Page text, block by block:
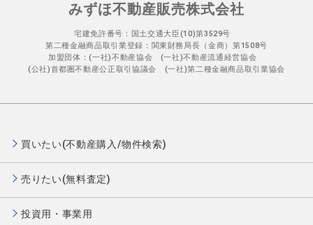
みずほ不動産販売株式会社
宅建免許番号：国土交通大臣(10)第3529号
第二種金融商品取引業登録：関東財務局長（金商）第1508号
加盟団体：(一社)不動産協会 (一社)不動産流通経営協会
(公社)首都圏不動産公正取引協議会 (一社)第二種金融商品取引業協会
買いたい(不動産購入/物件検索)
売りたい(無料査定)
投資用・事業用